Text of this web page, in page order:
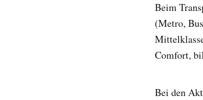
Beim
(Metro,
Comfort,
Bei den